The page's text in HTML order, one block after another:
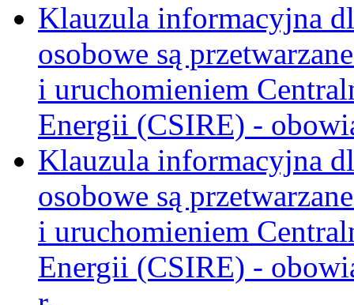
Klauzula informacyjna
osobowe są
i uruchomieniem
Energii (CSIRE) -
Klauzula informacyjna
osobowe są
i uruchomieniem
Energii (CSIRE) -